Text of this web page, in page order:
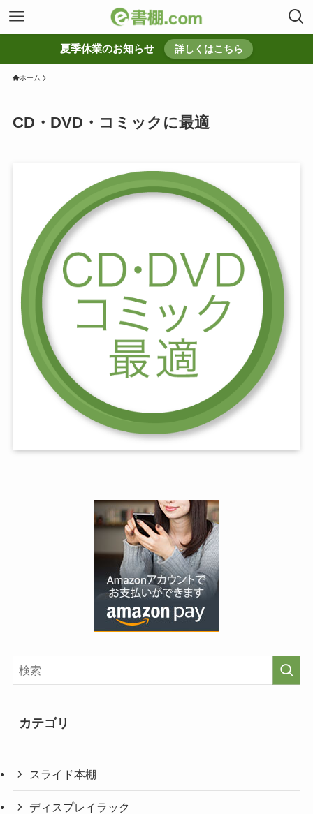
夏季休業のお知らせ 詳しくはこちら
ホーム
CD・DVD・コミックに最適
カテゴリ
スライド本棚
ディスプレイラック